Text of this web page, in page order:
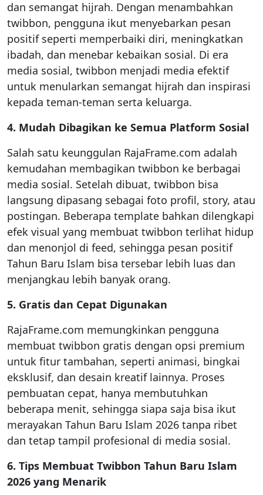
dan semangat hijrah. Dengan menambahkan
twibbon, pengguna ikut menyebarkan pesan
positif seperti memperbaiki diri, meningkatkan
ibadah, dan menebar kebaikan sosial. Di era
media sosial, twibbon menjadi media efektif
untuk menularkan semangat hijrah dan inspirasi
kepada teman-teman serta keluarga.
4. Mudah Dibagikan ke Semua Platform Sosial
Salah satu keunggulan RajaFrame.com adalah
kemudahan membagikan twibbon ke berbagai
media sosial. Setelah dibuat, twibbon bisa
langsung dipasang sebagai foto profil, story, atau
postingan. Beberapa template bahkan dilengkapi
efek visual yang membuat twibbon terlihat hidup
dan menonjol di feed, sehingga pesan positif
Tahun Baru Islam bisa tersebar lebih luas dan
menjangkau lebih banyak orang.
5. Gratis dan Cepat Digunakan
RajaFrame.com memungkinkan pengguna
membuat twibbon gratis dengan opsi premium
untuk fitur tambahan, seperti animasi, bingkai
eksklusif, dan desain kreatif lainnya. Proses
pembuatan cepat, hanya membutuhkan
beberapa menit, sehingga siapa saja bisa ikut
merayakan Tahun Baru Islam 2026 tanpa ribet
dan tetap tampil profesional di media sosial.
6. Tips Membuat Twibbon Tahun Baru Islam
2026 yang Menarik